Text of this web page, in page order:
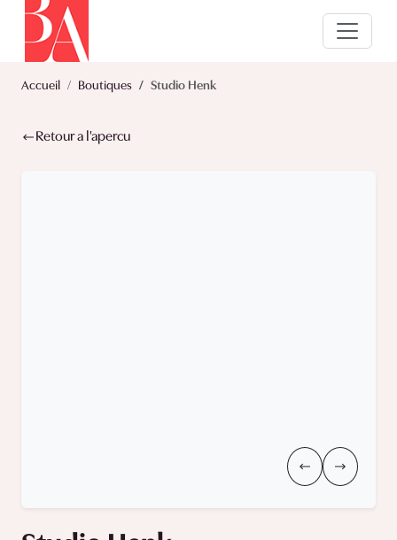
Accueil Boutiques Studio Henk
Retour a l'apercu